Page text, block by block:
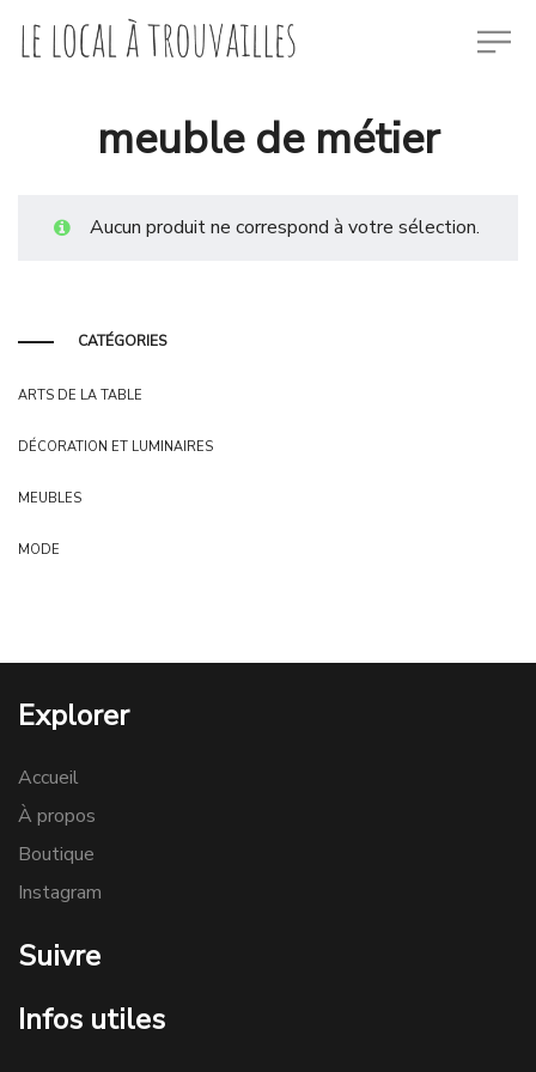
meuble de métier
Aucun produit ne correspond à votre sélection.
CATÉGORIES
ARTS DE LA TABLE
DÉCORATION ET LUMINAIRES
MEUBLES
MODE
Explorer
Accueil
À propos
Boutique
Instagram
Suivre
Infos utiles